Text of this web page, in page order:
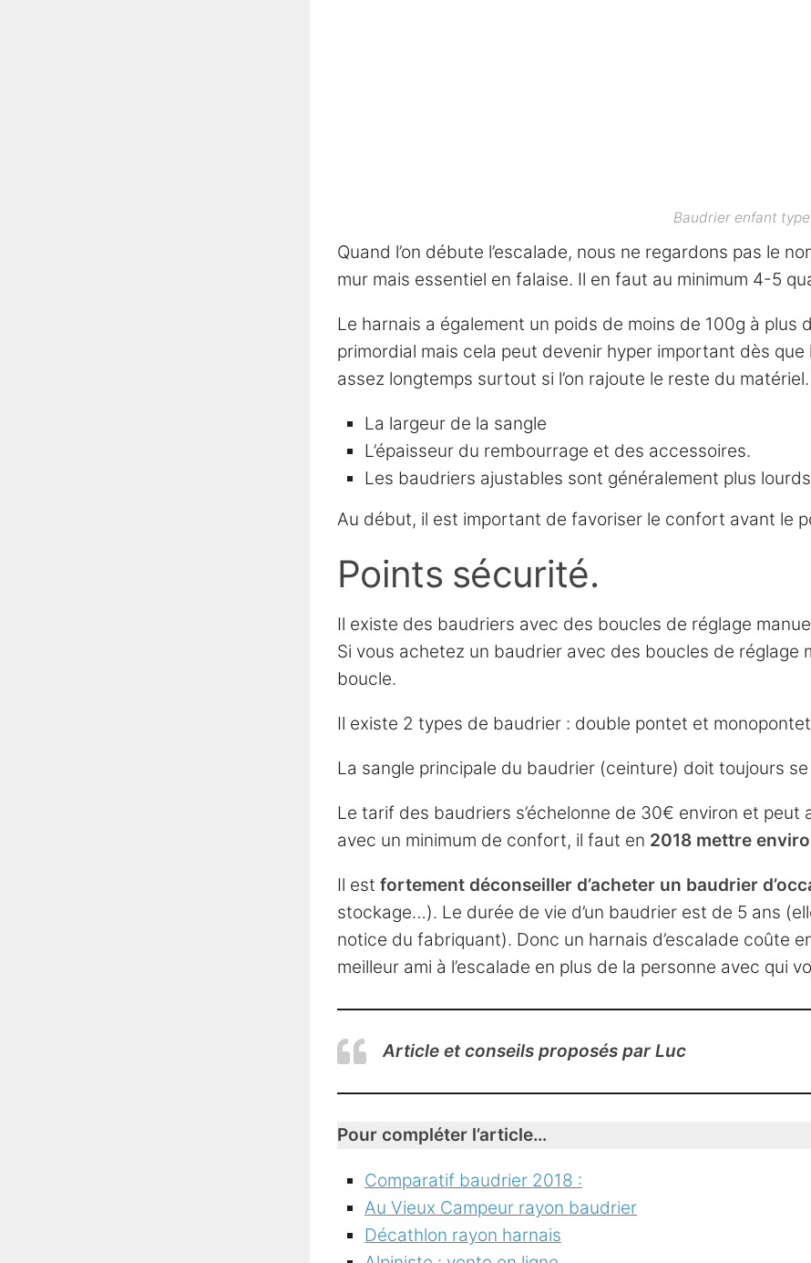
Baudrier enfant
Quand l’on débute l’escalade, nous ne regardons pas le
mur mais essentiel en falaise. Il en faut au minimum 4-5
Le harnais a également un poids de moins de 100g à plus
primordial mais cela peut devenir hyper important dès
assez longtemps surtout si l’on rajoute le reste du
La largeur de la sangle
L’épaisseur du rembourrage et des accessoires.
Les baudriers ajustables sont généralement plus
Au début, il est important de favoriser le confort avant le
Points sécurité.
Il existe des baudriers avec des boucles de réglage
Si vous achetez un baudrier avec des boucles de réglage
boucle.
Il existe 2 types de baudrier : double pontet et
La sangle principale du baudrier (ceinture) doit toujours
Le tarif des baudriers s’échelonne de 30€ environ et
avec un minimum de confort, il faut en 2018 mettre
Il est fortement déconseiller d’acheter un baudrier
stockage…). Le durée de vie d’un baudrier est de 5 ans
notice du fabriquant). Donc un harnais d’escalade coûte
meilleur ami à l’escalade en plus de la personne avec qui
Article et conseils proposés par Luc
Pour compléter l’article…
Comparatif baudrier 2018 :
Au Vieux Campeur rayon baudrier
Décathlon rayon harnais